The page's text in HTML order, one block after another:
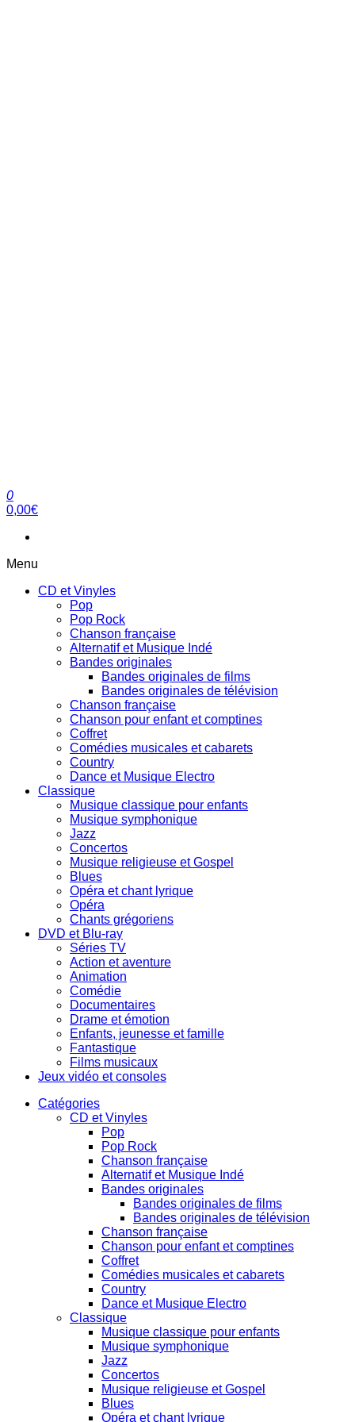
clubdial.fr
Tout est clair sur clubdial.fr !
0
0,00€
Menu
CD et Vinyles
Pop
Pop Rock
Chanson française
Alternatif et Musique Indé
Bandes originales
Bandes originales de films
Bandes originales de télévision
Chanson française
Chanson pour enfant et comptines
Coffret
Comédies musicales et cabarets
Country
Dance et Musique Electro
Classique
Musique classique pour enfants
Musique symphonique
Jazz
Concertos
Musique religieuse et Gospel
Blues
Opéra et chant lyrique
Opéra
Chants grégoriens
DVD et Blu-ray
Séries TV
Action et aventure
Animation
Comédie
Documentaires
Drame et émotion
Enfants, jeunesse et famille
Fantastique
Films musicaux
Jeux vidéo et consoles
Catégories
CD et Vinyles
Pop
Pop Rock
Chanson française
Alternatif et Musique Indé
Bandes originales
Bandes originales de films
Bandes originales de télévision
Chanson française
Chanson pour enfant et comptines
Coffret
Comédies musicales et cabarets
Country
Dance et Musique Electro
Classique
Musique classique pour enfants
Musique symphonique
Jazz
Concertos
Musique religieuse et Gospel
Blues
Opéra et chant lyrique